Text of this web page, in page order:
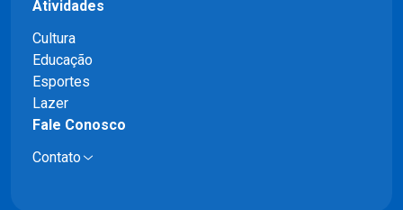
Atividades
Cultura
Educação
Esportes
Lazer
Fale Conosco
Contato